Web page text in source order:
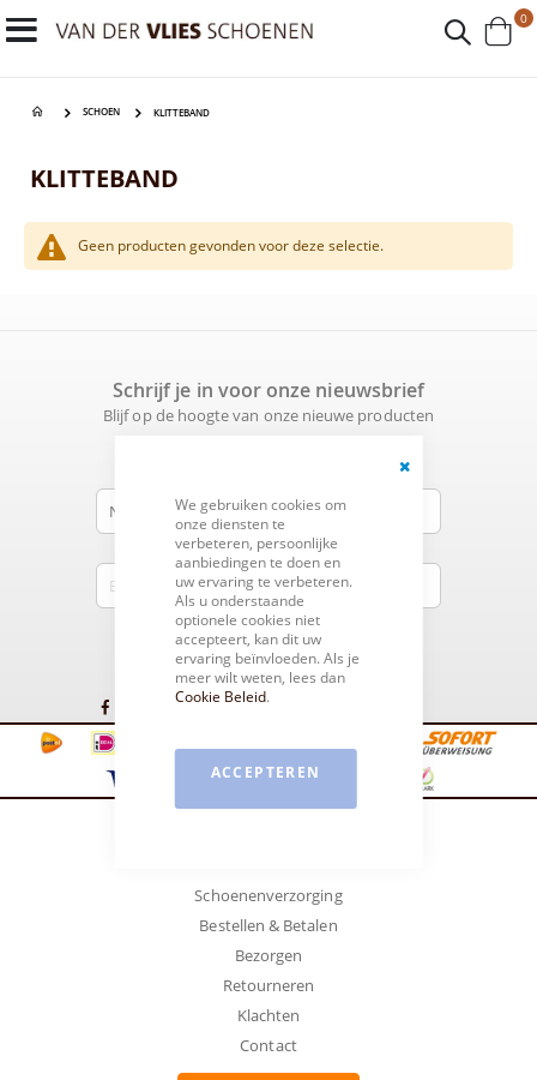
Close
We gebruiken cookies om
onze diensten te
verbeteren, persoonlijke
aanbiedingen te doen en
uw ervaring te verbeteren.
Als u onderstaande
optionele cookies niet
accepteert, kan dit uw
ervaring beïnvloeden. Als je
meer wilt weten, lees dan
Cookie Beleid.
ACCEPTEREN
Toggle
Cart
0
SCHOEN KLITTEBAND
KLITTEBAND
Geen producten gevonden voor deze selectie.
Schrijf je in voor onze nieuwsbrief
Blijf op de hoogte van onze nieuwe producten
E-mailadres
Inschrijven
Schoenenverzorging
Bestellen & Betalen
Bezorgen
Retourneren
Klachten
Contact